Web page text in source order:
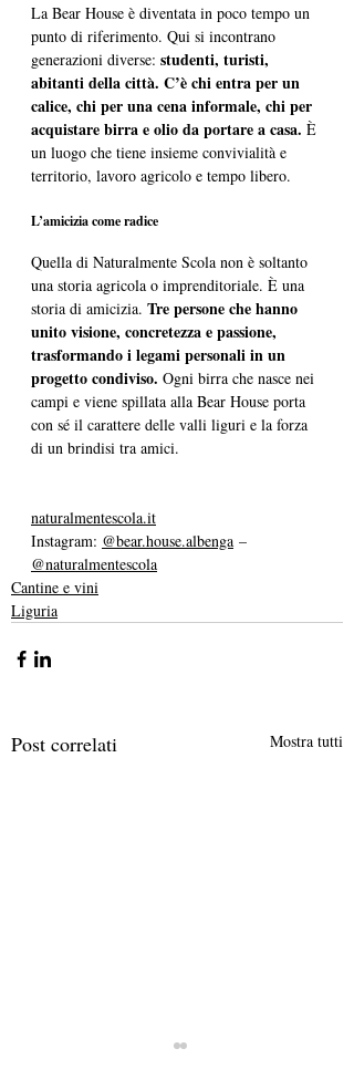
La Bear House è diventata in poco tempo un
punto di riferimento. Qui si incontrano
generazioni diverse: studenti, turisti,
abitanti della città. C’è chi entra per un
calice, chi per una cena informale, chi per
acquistare birra e olio da portare a casa. È
un luogo che tiene insieme convivialità e
territorio, lavoro agricolo e tempo libero.
L’amicizia come radice
Quella di Naturalmente Scola non è soltanto
una storia agricola o imprenditoriale. È una
storia di amicizia. Tre persone che hanno
unito visione, concretezza e passione,
trasformando i legami personali in un
progetto condiviso. Ogni birra che nasce nei
campi e viene spillata alla Bear House porta
con sé il carattere delle valli liguri e la forza
di un brindisi tra amici.
naturalmentescola.it
Instagram: @bear.house.albenga –
@naturalmentescola
Cantine e vini
Liguria
Post correlati Mostra tutti